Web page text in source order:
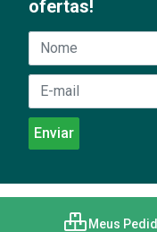
ofertas!
Meus